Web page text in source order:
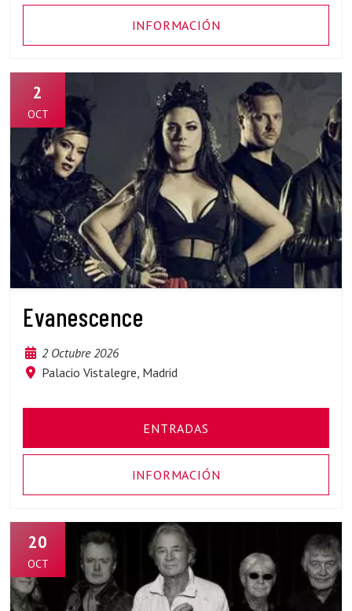
INFORMACIÓN
2
OCT
Evanescence
2 Octubre 2026
Palacio Vistalegre, Madrid
ENTRADAS
INFORMACIÓN
20
OCT